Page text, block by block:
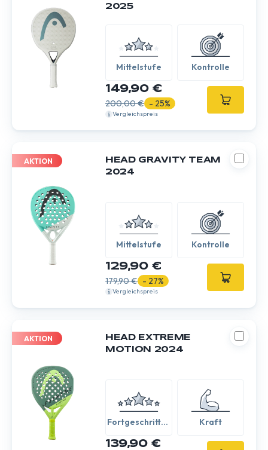
025
Mittelstufe Kontrolle
149,90 €
200,00 € - 25%
Vergleichspreis
AKTION
HEAD GRAVITY TEAM
2024
Mittelstufe Kontrolle
129,90 €
179,90 € - 27%
Vergleichspreis
AKTION
HEAD EXTREME
MOTION 2024
Fortgeschritten
Kraft
139,90 €